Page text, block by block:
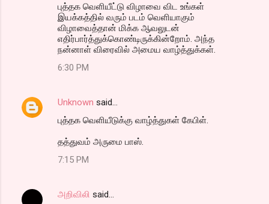
புத்தக வெளியீட்டு விழாவை விட உங்கள்
இயக்கத்தில் வரும் படம் வெளியாகும்
விழாவைத்தான் மிக்க ஆவலுடன்
எதிர்பார்த்துக்கொண்டிருக்கின்றோம். அந்த
நன்னாள் விரைவில் அமைய வாழ்த்துக்கள்.
6:30 PM
Unknown said…
புத்தக வெளியீடுக்கு வாழ்த்துகள் கேபிள்.
தத்துவம் அருமை பாஸ்.
7:15 PM
அறிவிலி said…